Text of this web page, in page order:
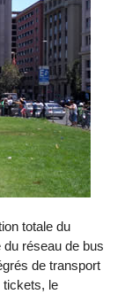
totale du
réseau de bus
de transport
tickets, le